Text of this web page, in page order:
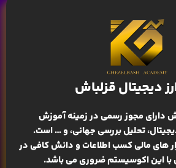
دیجیتال قزلباش
دارای مجوز رسمی در زمینهآموزش
تحلیل بررسی جهانی، و … است.
های مالی کسب اطلاعات و دانش کافی در
با این اکوسیستم ضروری می باشد.